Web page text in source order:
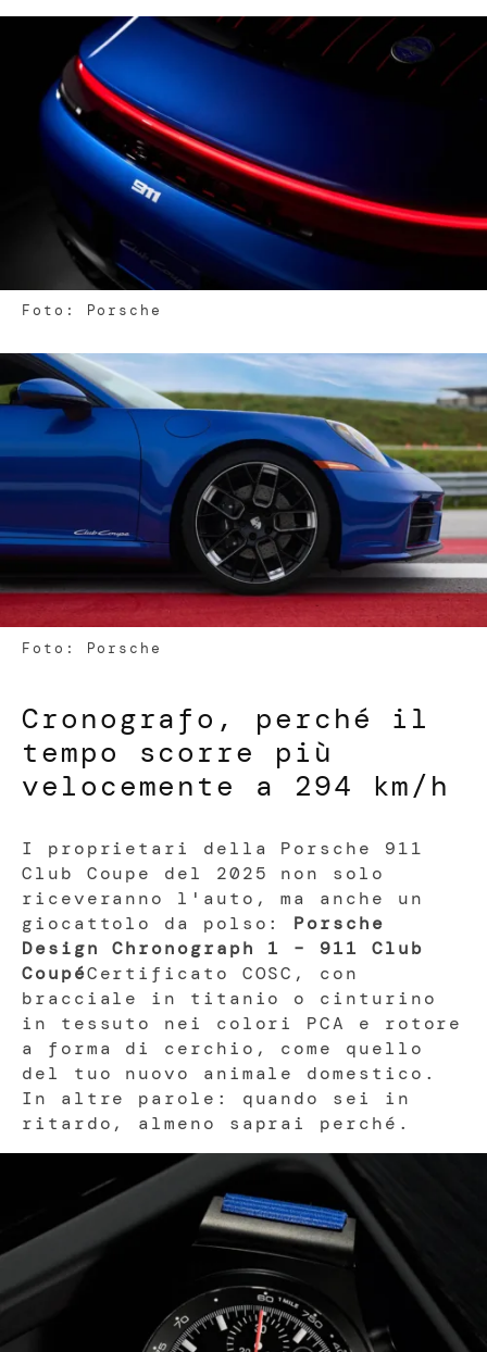
Foto: Porsche
Foto: Porsche
Cronografo, perché il
tempo scorre più
velocemente a 294 km/h
I proprietari della Porsche 911
Club Coupe del 2025 non solo
riceveranno l'auto, ma anche un
giocattolo da polso: Porsche
Design Chronograph 1 – 911 Club
CoupéCertificato COSC, con
bracciale in titanio o cinturino
in tessuto nei colori PCA e rotore
a forma di cerchio, come quello
del tuo nuovo animale domestico.
In altre parole: quando sei in
ritardo, almeno saprai perché.